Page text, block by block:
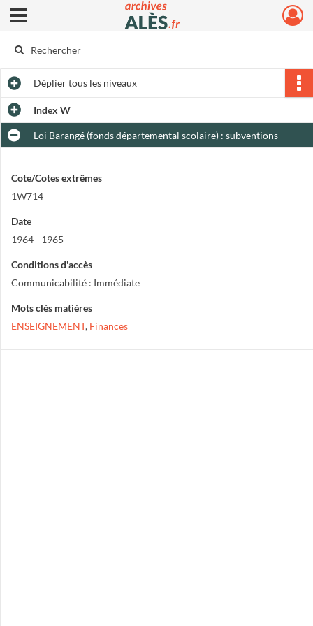
Archives municipales d'Alès
Ouvrir le menu déroulant
Dépliertous les niveaux
Index W
Loi Barangé (fonds départemental scolaire) : subventions
Cote/Cotes extrêmes
1W714
Date
1964 - 1965
Conditions d'accès
Communicabilité : Immédiate
Mots clés matières
ENSEIGNEMENT, Finances